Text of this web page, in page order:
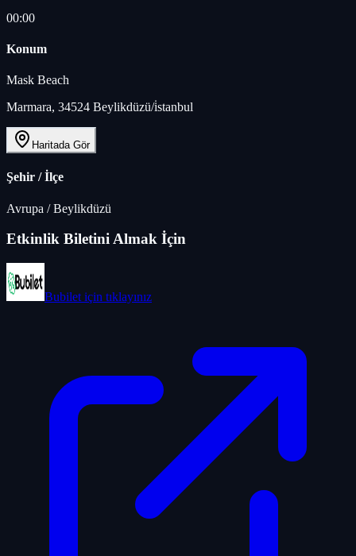
00:00
Konum
Mask Beach
Marmara, 34524 Beylikdüzü/i̇stanbul
Haritada Gör
Şehir / İlçe
Avrupa /Beylikdüzü
Etkinlik Biletini Almak İçin
Bubilet için tıklayınız